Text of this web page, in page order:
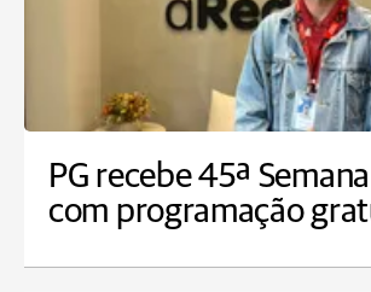
PG recebe 45ª
com programação